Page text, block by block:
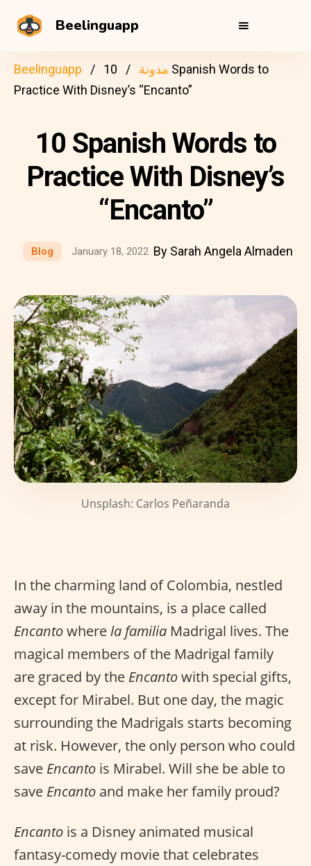
Beelinguapp
Beelinguapp مدونة
10 Spanish Words to
Practice With Disney’s “Encanto”
10 Spanish Words to
Practice With Disney’s
“Encanto”
Blog January 18, 2022 By Sarah Angela Almaden
Unsplash: Carlos Peñaranda
In the charming land of Colombia, nestled
away in the mountains, is a place called
Encantowherela familia Madrigal lives. The
magical members of the Madrigal family
are graced by the Encantowith special gifts,
except for Mirabel. But one day, the magic
surrounding the Madrigals starts becoming
at risk. However, the only person who could
save Encanto is Mirabel. Will she be able to
save Encanto and make her family proud?
Encanto is a Disney animated musical
fantasy-comedy movie that celebrates